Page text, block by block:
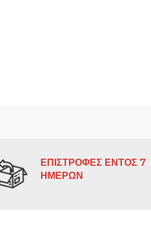
ΕΠΙΣΤΡΟΦΕΣ ΕΝΤΟΣ 7
ΗΜΕΡΩΝ